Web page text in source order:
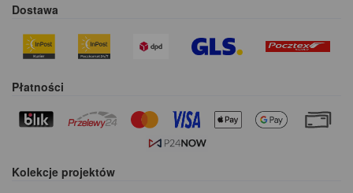
Dostawa
Płatności
Kolekcje projektów